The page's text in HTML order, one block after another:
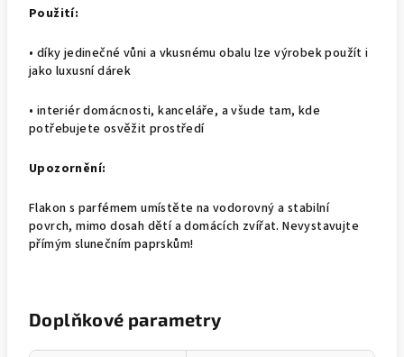
Použití:
• díky jedinečné vůni a vkusnému obalu lze výrobek použít i
jako luxusní dárek
• interiér domácnosti, kanceláře, a všude tam, kde
potřebujete osvěžit prostředí
Upozornění:
Flakon s parfémem umístěte na vodorovný a stabilní
povrch, mimo dosah dětí a domácích zvířat. Nevystavujte
přímým slunečním paprskům!
Doplňkové parametry